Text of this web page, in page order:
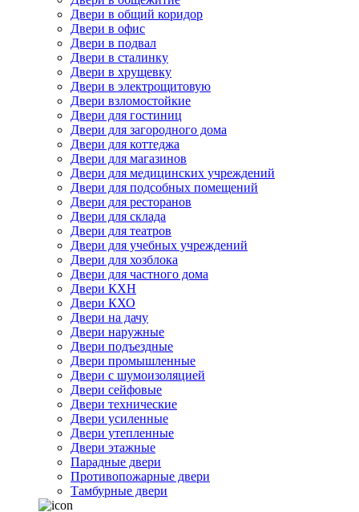
Двери в общий коридор
Двери в офис
Двери в подвал
Двери в сталинку
Двери в хрущевку
Двери в электрощитовую
Двери взломостойкие
Двери для гостиниц
Двери для загородного дома
Двери для коттеджа
Двери для магазинов
Двери для медицинских учреждений
Двери для подсобных помещений
Двери для ресторанов
Двери для склада
Двери для театров
Двери для учебных учреждений
Двери для хозблока
Двери для частного дома
Двери КХН
Двери КХО
Двери на дачу
Двери наружные
Двери подъездные
Двери промышленные
Двери с шумоизоляцией
Двери сейфовые
Двери технические
Двери усиленные
Двери утепленные
Двери этажные
Парадные двери
Противопожарные двери
Тамбурные двери